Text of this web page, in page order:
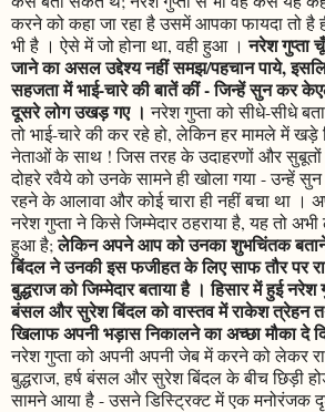
करने को कहा जा रहा है उसमें आपका फायदा तो है
भी है । ऐसे में जो होना था, वही हुआ ।नरेश गुप्ता
जाने का असल उद्देश्य नहीं समझ/पहचान पाये,
सहजता में भाई-चारे की बातें कीं - जिन्हें सुन कर
दूसरे लोग उखड़ गए । नरेश गुप्ता को सीधे-सीधे
तो भाई-चारे की कर रहे हो, लेकिन हर मामले में
नेताओं के साथ ! जिस तरह के उदाहरणों और
दोहरे रवैये को उनके सामने ही खोला गया - उन्हें
रहने के आलावा और कोई चारा ही नहीं बचा था ।
नरेश गुप्ता ने किसे जिम्मेदार ठहराया है, यह तो
हुआ है;लेकिन अपने आप को उनका शुभचिंतक
बिंदल ने उनकी इस फजीहत के लिए साफ तौर पर
बुद्धराज को जिम्मेदार बताया है । हिसार में हुई नरेश
बंसल और सुरेश बिंदल को वास्तव में राकेश त्रेहन
खिलाफ अपनी भड़ास निकालने का अच्छा मौका दे
नरेश गुप्ता को अपनी अपनी जेब में करने को लेकर
बुद्धराज, हर्ष बंसल और सुरेश बिंदल के बीच छिड़ी
सामने आया है - उसने डिस्ट्रिक्ट में एक मनोरंजक